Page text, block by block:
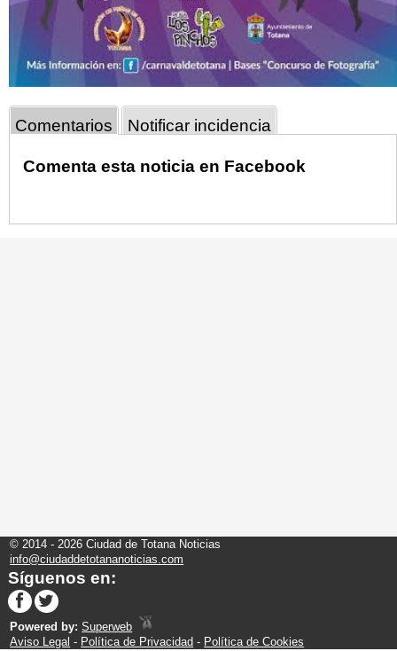
Comentarios Notificar incidencia
Comenta esta noticia en Facebook
© 2014 - 2026 Ciudad de Totana Noticias
info@ciudaddetotananoticias.com
Síguenos en:
Powered by:Superweb
Aviso Legal - Política de Privacidad - Política de Cookies